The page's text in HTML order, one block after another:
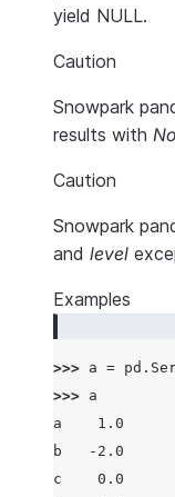
yield NULL.
Caution
Snowpark
results with
Caution
Snowpark
and level
Examples
>>> a = pd .
>>> a
a    1.0
b   -2.0
c    0.0